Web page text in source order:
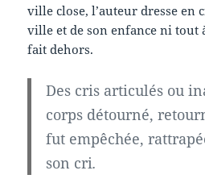
ville close, l’auteur dresse en
ville et de son enfance ni tout
fait dehors.
Des cris articulés ou
corps détourné,
fut empêchée,
son cri.